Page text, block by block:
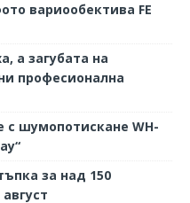
вариообектива FE
а загубата на
професионална
с шумопотискане WH-
за над 150